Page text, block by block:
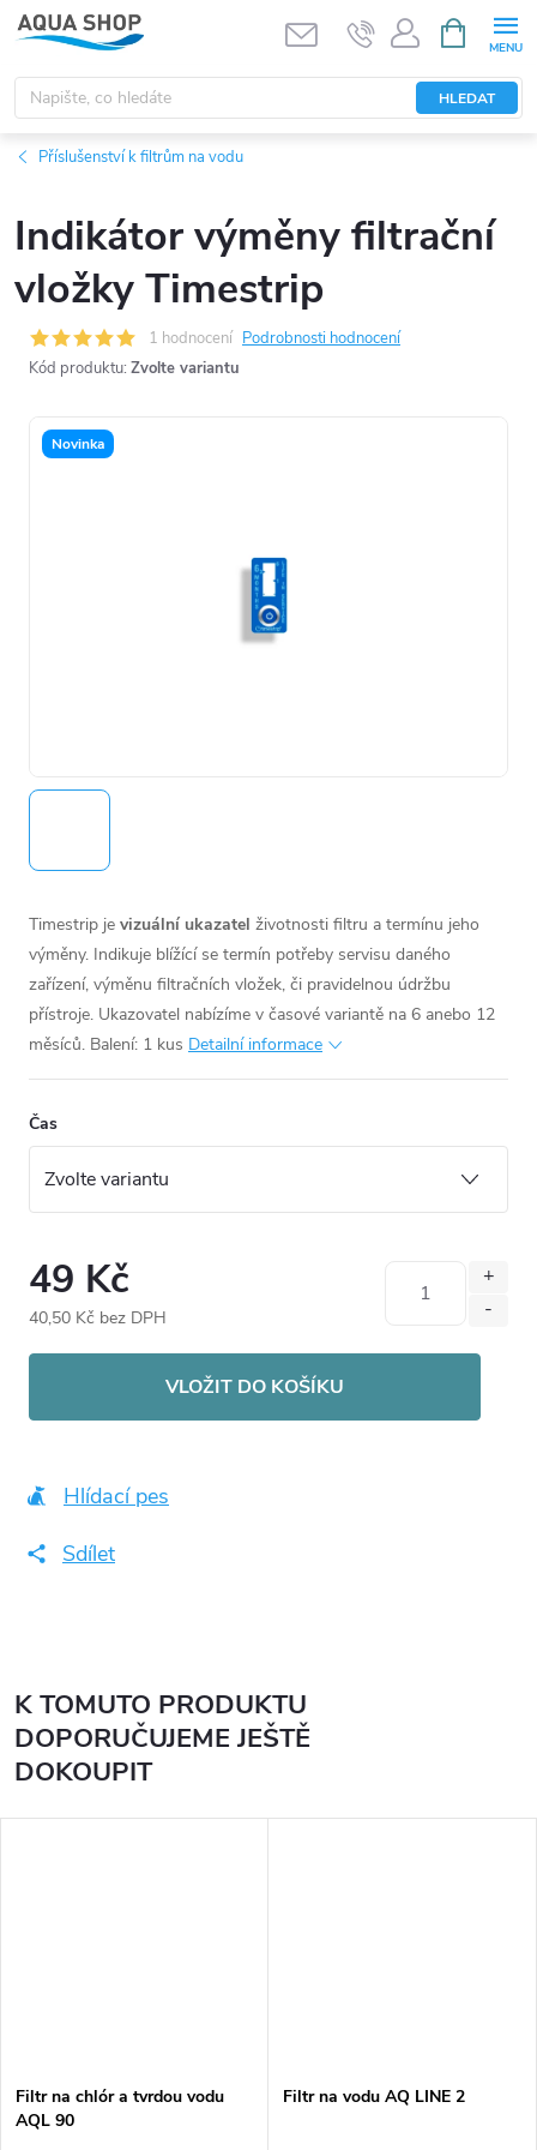
Přejít
na
obsah
HLEDAT
NÁKUPNÍ
KOŠÍK
Příslušenství k filtrům na vodu
Indikátor výměny filtrační
vložky Timestrip
1 hodnocení Podrobnosti hodnocení
Kód produktu: Zvolte variantu
Novinka
Timestrip je vizuální ukazatel životnosti filtru a termínu jeho
výměny. Indikuje blížící se termín potřeby servisu daného
zařízení, výměnu filtračních vložek, či pravidelnou údržbu
přístroje. Ukazovatel nabízíme v časové variantě na 6 anebo 12
měsíců. Balení: 1 kus Detailní informace
Čas
49 Kč
40,50 Kč bez DPH
VLOŽIT DO KOŠÍKU
Hlídací pes
Sdílet
K TOMUTO PRODUKTU
DOPORUČUJEME JEŠTĚ
DOKOUPIT
Filtr na chlór a tvrdou vodu
AQL 90
Filtr na vodu AQ LINE 2